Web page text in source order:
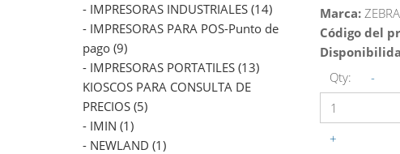
Marca: ZEBRA
Código del
Qty:
-
+
- IMPRESORAS INDUSTRIALES (14)
- IMPRESORAS PARA POS-Punto de
pago (9)
- IMPRESORAS PORTATILES (13)
KIOSCOS PARA CONSULTA DE
PRECIOS (5)
- IMIN (1)
- NEWLAND (1)